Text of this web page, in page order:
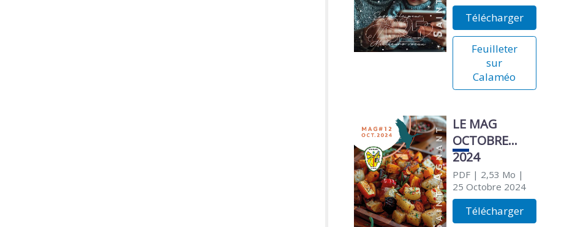
Télécharger
Feuilleter
sur
Calaméo
LE MAG
OCTOBRE
2024
PDF| 2,53 Mo |
25 Octobre 2024
Télécharger